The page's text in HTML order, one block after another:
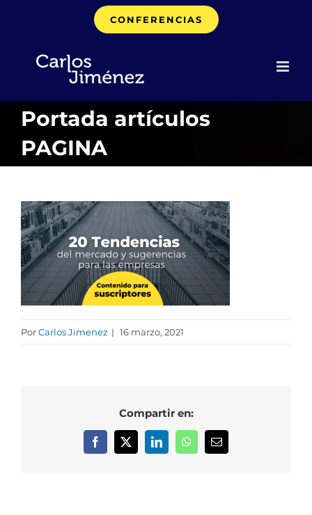
CONFERENCIAS
Portada artículos
PAGINA
PorCarlos Jimenez | 16 marzo, 2021
Compartir en:
Facebook
X LinkedInWhatsAppCorreo